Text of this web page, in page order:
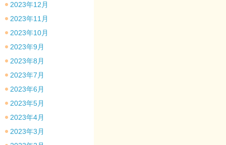
2023年12月
2023年11月
2023年10月
2023年9月
2023年8月
2023年7月
2023年6月
2023年5月
2023年4月
2023年3月